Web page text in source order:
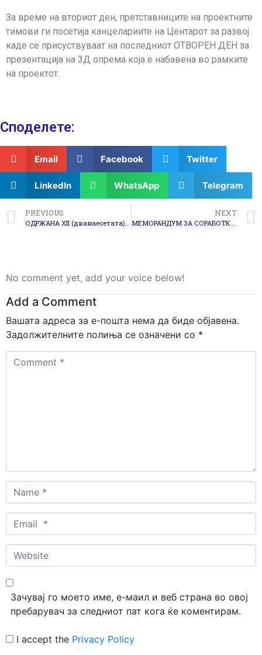
За време на вториот ден, претставниците на проектните
тимови ги посетија канцелариите на Центарот за развој
каде се присуствуваат на последниот ОТВОРЕН ДЕН за
презентација на 3Д опрема која е набавена во рамките
на проектот.
Споделeте:
Email Facebook Twitter
LinkedIn WhatsApp Telegram
PREVIOUS
ОДРЖАНА XII (дванаесетата) СЕДНИЦА НА СОВЕТОТ ЗА РАЗВОЈ НА ЈИПР
NEXT
МЕМОРАНДУМ ЗА СОРАБОТКА ЗА НОВИ ИНИЦИЈАТИВИ
No comment yet, add your voice below!
Add a Comment
Вашата адреса за е-пошта нема да биде објавена.
Задолжителните полиња се означени со *
Comment
Name
*
Email
*
Website
Зачувај го моето име, е-маил и веб страна во овој
пребарувач за следниот пат кога ќе коментирам.
I accept the Privacy Policy